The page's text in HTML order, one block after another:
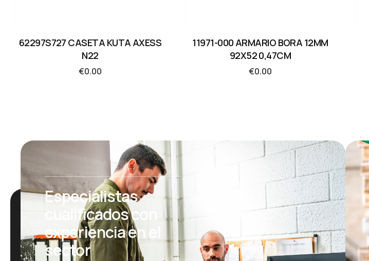
62297S727 CASETA KUTA AXESS
N22
€0.00
11971-000 ARMARIO BORA 12MM
92X52 0,47CM
€0.00
Especialistas
cualificados con
experiencia en el
sector